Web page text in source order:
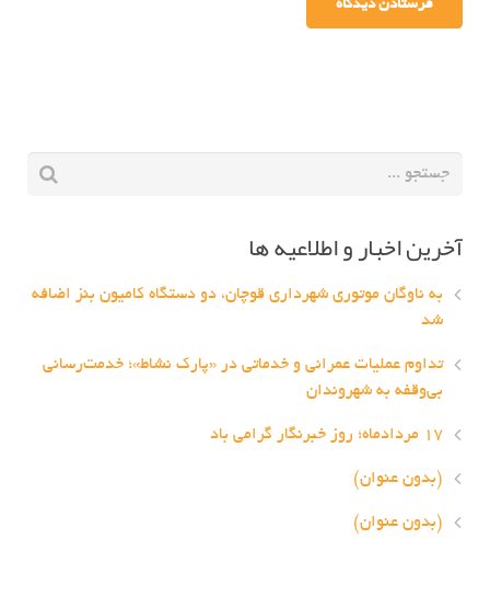
آخرین اخبار و اطلاعیه ها
به ناوگان موتوری شهرداری قوچان، دو دستگاه کامیون بنز اضافه
شد
تداوم عملیات عمرانی و خدماتی در «پارک نشاط»؛ خدمت‌رسانی
بی‌وقفه به شهروندان
۱۷ مردادماه؛ روز خبرنگار گرامی باد
(بدون عنوان)
(بدون عنوان)